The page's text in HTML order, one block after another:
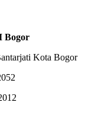
Bogor
Kota Bogor